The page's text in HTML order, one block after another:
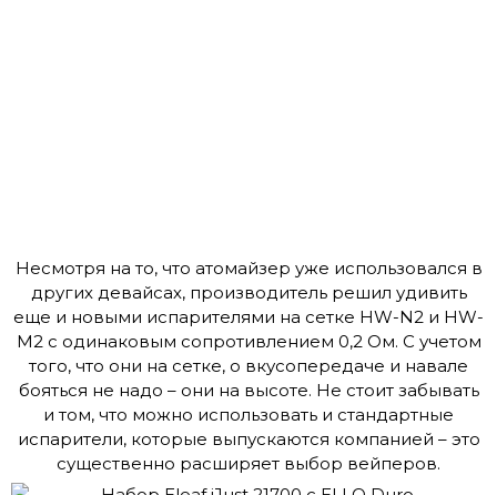
Несмотря на то, что атомайзер уже использовался в
других девайсах, производитель решил удивить
еще и новыми испарителями на сетке HW-N2 и HW-
M2 с одинаковым сопротивлением 0,2 Ом. С учетом
того, что они на сетке, о вкусопередаче и навале
бояться не надо – они на высоте. Не стоит забывать
и том, что можно использовать и стандартные
испарители, которые выпускаются компанией – это
существенно расширяет выбор вейперов.